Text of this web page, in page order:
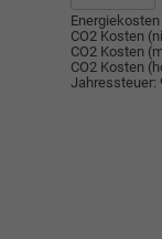
CO2 Kosten
CO2 Kosten
CO2 Kosten
Jahressteuer: